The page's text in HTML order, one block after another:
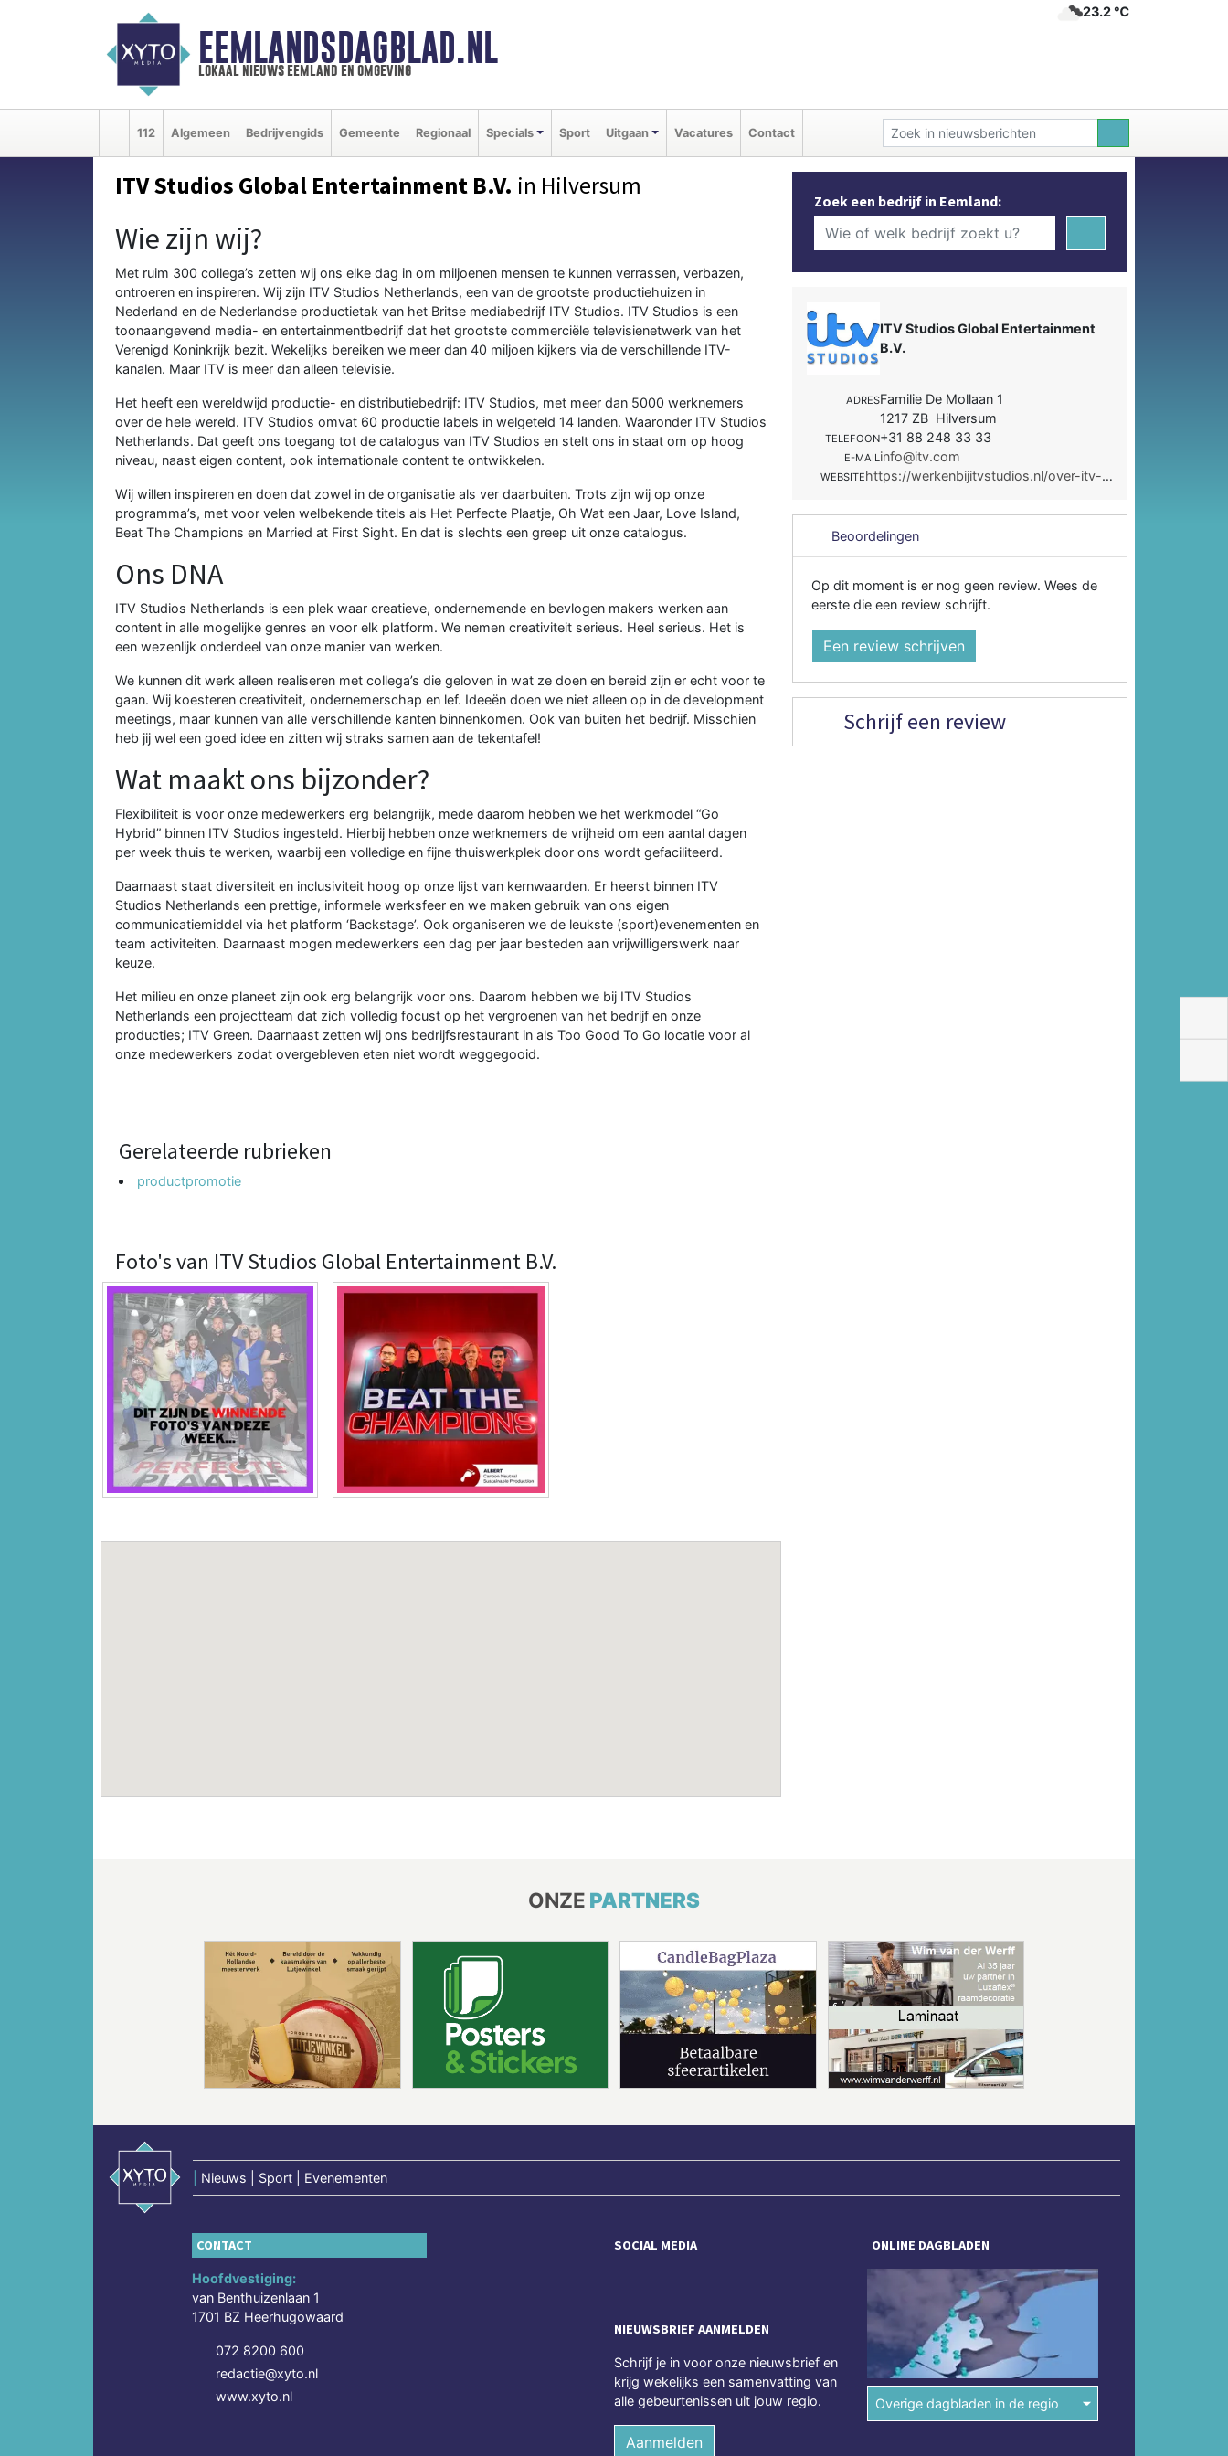
EEMLANDSDAGBLAD.NL
lokaal nieuws eemland en omgeving
23.2 ℃
112 Algemeen Bedrijvengids Gemeente Regionaal Specials Sport Uitgaan Vacatures Contact
ITV Studios Global Entertainment B.V. in Hilversum
Wie zijn wij?
Met ruim 300 collega’s zetten wij ons elke dag in om miljoenen mensen te kunnen verrassen, verbazen,
ontroeren en inspireren. Wij zijn ITV Studios Netherlands, een van de grootste productiehuizen in
Nederland en de Nederlandse productietak van het Britse mediabedrijf ITV Studios. ITV Studios is een
toonaangevend media- en entertainmentbedrijf dat het grootste commerciële televisienetwerk van het
Verenigd Koninkrijk bezit. Wekelijks bereiken we meer dan 40 miljoen kijkers via de verschillende ITV-
kanalen. Maar ITV is meer dan alleen televisie.
Het heeft een wereldwijd productie- en distributiebedrijf: ITV Studios, met meer dan 5000 werknemers
over de hele wereld. ITV Studios omvat 60 productie labels in welgeteld 14 landen. Waaronder ITV Studios
Netherlands. Dat geeft ons toegang tot de catalogus van ITV Studios en stelt ons in staat om op hoog
niveau, naast eigen content, ook internationale content te ontwikkelen.
Wij willen inspireren en doen dat zowel in de organisatie als ver daarbuiten. Trots zijn wij op onze
programma’s, met voor velen welbekende titels als Het Perfecte Plaatje, Oh Wat een Jaar, Love Island,
Beat The Champions en Married at First Sight. En dat is slechts een greep uit onze catalogus.
Ons DNA
ITV Studios Netherlands is een plek waar creatieve, ondernemende en bevlogen makers werken aan
content in alle mogelijke genres en voor elk platform. We nemen creativiteit serieus. Heel serieus. Het is
een wezenlijk onderdeel van onze manier van werken.
We kunnen dit werk alleen realiseren met collega’s die geloven in wat ze doen en bereid zijn er echt voor te
gaan. Wij koesteren creativiteit, ondernemerschap en lef. Ideeën doen we niet alleen op in de development
meetings, maar kunnen van alle verschillende kanten binnenkomen. Ook van buiten het bedrijf. Misschien
heb jij wel een goed idee en zitten wij straks samen aan de tekentafel!
Wat maakt ons bijzonder?
Flexibiliteit is voor onze medewerkers erg belangrijk, mede daarom hebben we het werkmodel “Go
Hybrid” binnen ITV Studios ingesteld. Hierbij hebben onze werknemers de vrijheid om een aantal dagen
per week thuis te werken, waarbij een volledige en fijne thuiswerkplek door ons wordt gefaciliteerd.
Daarnaast staat diversiteit en inclusiviteit hoog op onze lijst van kernwaarden. Er heerst binnen ITV
Studios Netherlands een prettige, informele werksfeer en we maken gebruik van ons eigen
communicatiemiddel via het platform ‘Backstage’. Ook organiseren we de leukste (sport)evenementen en
team activiteiten. Daarnaast mogen medewerkers een dag per jaar besteden aan vrijwilligerswerk naar
keuze.
Het milieu en onze planeet zijn ook erg belangrijk voor ons. Daarom hebben we bij ITV Studios
Netherlands een projectteam dat zich volledig focust op het vergroenen van het bedrijf en onze
producties; ITV Green. Daarnaast zetten wij ons bedrijfsrestaurant in als Too Good To Go locatie voor al
onze medewerkers zodat overgebleven eten niet wordt weggegooid.
Gerelateerde rubrieken
productpromotie
Foto's van ITV Studios Global Entertainment B.V.
Zoek een bedrijf in Eemland:
ITV Studios Global Entertainment
B.V.
ADRESFamilie De Mollaan 1
1217 ZB Hilversum
TELEFOON+31 88 248 33 33
E-MAILinfo@itv.com
WEBSITE https://werkenbijitvstudios.nl/over-itv-netherlands/
Beoordelingen
Op dit moment is er nog geen review. Wees de
eerste die een review schrijft.
Een review schrijven
Schrijf een review
ONZE PARTNERS
Nieuws | Sport | Evenementen
CONTACT
Hoofdvestiging:
van Benthuizenlaan 1
1701 BZ Heerhugowaard
072 8200 600
redactie@xyto.nl
www.xyto.nl
SOCIAL MEDIA
NIEUWSBRIEF AANMELDEN
Schrijf je in voor onze nieuwsbrief en
krijg wekelijks een samenvatting van
alle gebeurtenissen uit jouw regio.
Aanmelden
ONLINE DAGBLADEN
Overige dagbladen in de regio